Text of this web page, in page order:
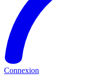
Connexion